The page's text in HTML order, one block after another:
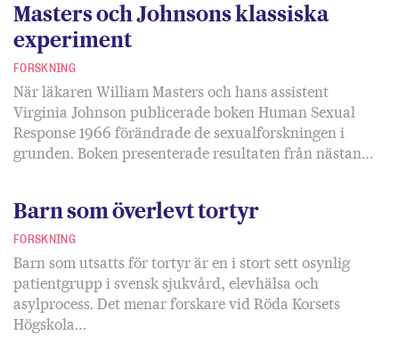
Masters och Johnsons klassiska
experiment
FORSKNING
När läkaren William Masters och hans assistent
Virginia Johnson publicerade boken Human Sexual
Response 1966 förändrade de sexualforskningen i
grunden. Boken presenterade resultaten från nästan…
Barn som överlevt tortyr
FORSKNING
Barn som utsatts för tortyr är en i stort sett osynlig
patientgrupp i svensk sjukvård, elevhälsa och
asylprocess. Det menar forskare vid Röda Korsets
Högskola…